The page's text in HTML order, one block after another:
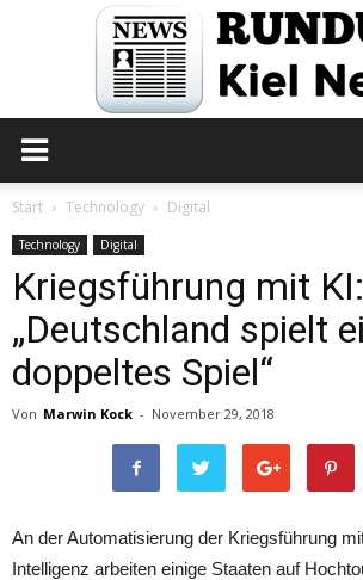
Kiel
Start Technology Digital
Technology Digital
Kriegsführung mit KI:
„Deutschland spielt
doppeltes Spiel“
Von Marwin Kock - November 29, 2018
An der Automatisierung der Kriegsführung
Intelligenz arbeiten einige Staaten auf